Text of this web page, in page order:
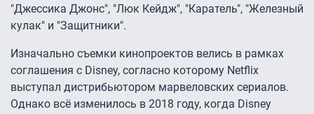
"Джессика Джонс", "Люк Кейдж", "Каратель", "Железный
кулак" и "Защитники".
Изначально съемки кинопроектов велись в рамках
соглашения с Disney, согласно которому Netflix
выступал дистрибьютором марвеловских сериалов.
Однако всё изменилось в 2018 году, когда Disney